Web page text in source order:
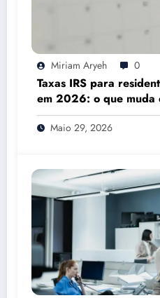
Miriam Aryeh 0
Taxas IRS para
em 2026: o que muda
das Finanças pode
Maio 29, 2026